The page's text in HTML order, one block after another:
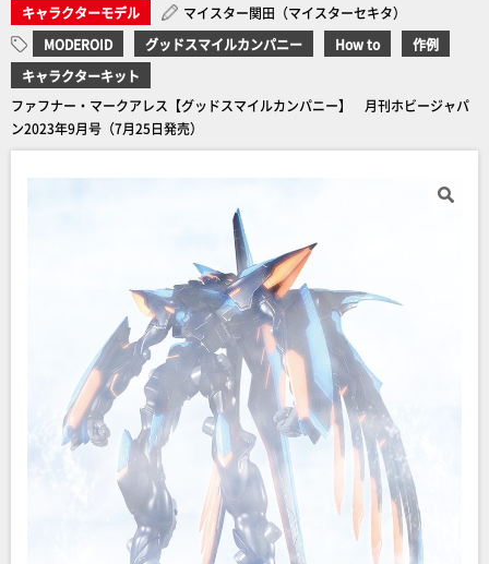
キャラクターモデル
マイスター関田（マイスターセキタ）
MODEROID
グッドスマイルカンパニー How to
作例
キャラクターキット
ファフナー・マークアレス【グッドスマイルカンパニー】 月刊ホビージャパ
ン2023年9月号（7月25日発売）